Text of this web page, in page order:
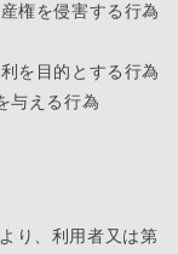
権を侵害する行為
を目的とする行為
与える行為
り、利用者又は第